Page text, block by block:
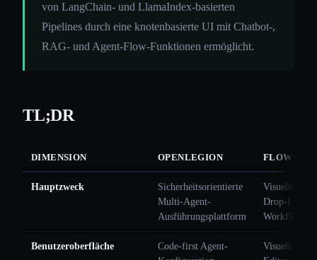
von LangChain- und LlamaIndex-basierten
Pipelines durch eine knotenbasierte UI mit Chatbot-,
RAG- und Agent-Flow-Funktionen ermöglicht.
TL;DR
DIMENSION OPENLEGION FLOWISE
Hauptzweck
Sicherheitsorientierte
Multi-Agent-
Ausführungsplattform
Visueller
Drop-LLM-
Workflow-
Benutzeroberfläche
Code-first Agent-
Visueller